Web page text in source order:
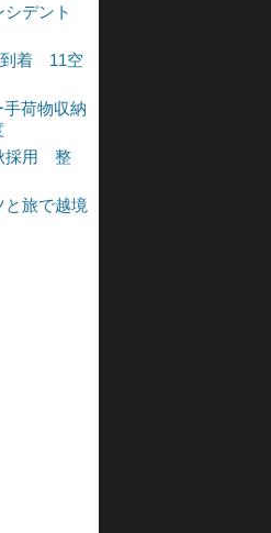
デント
到着 11空
荷物収納
採用 整
旅で越境